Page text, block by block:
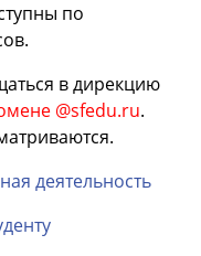
по
в дирекцию
@sfedu.ru.
деятельность